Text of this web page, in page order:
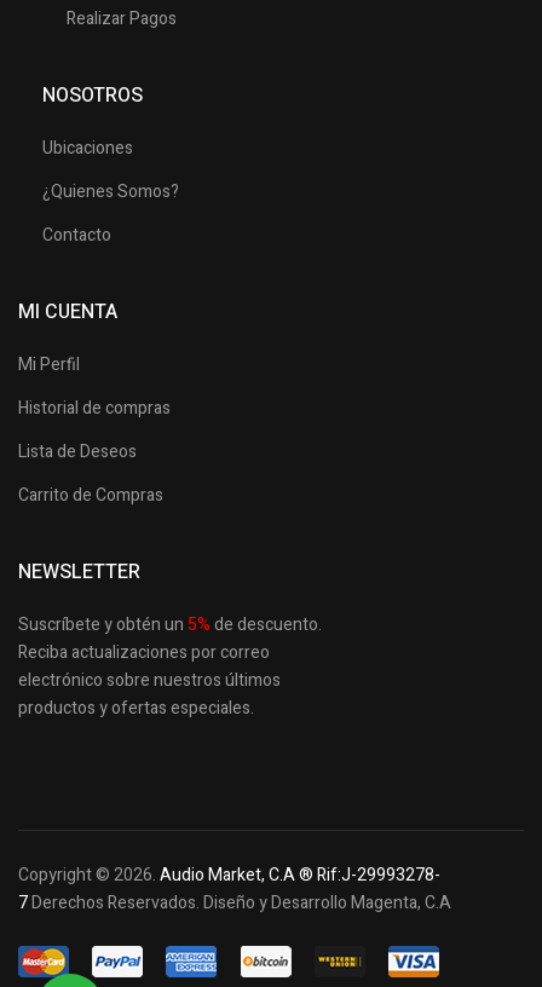
Realizar Pagos
NOSOTROS
Ubicaciones
¿Quienes Somos?
Contacto
MI CUENTA
Mi Perfil
Historial de compras
Lista de Deseos
Carrito de Compras
NEWSLETTER
Suscríbete y obtén un 5%de descuento.
Reciba actualizaciones por correo
electrónico sobre nuestros últimos
productosy ofertas especiales.
Copyright © 2026.Audio Market, C.A ® Rif:J-29993278-
7Derechos Reservados. Diseño y Desarrollo Magenta, C.A